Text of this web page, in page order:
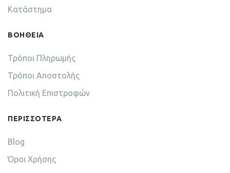
Κατάστημα
ΒΟΗΘΕΙΑ
Τρόποι Πληρωμής
Τρόποι Αποστολής
Πολιτική Επιστροφών
ΠΕΡΙΣΣΟΤΕΡΑ
Blog
Όροι Χρήσης